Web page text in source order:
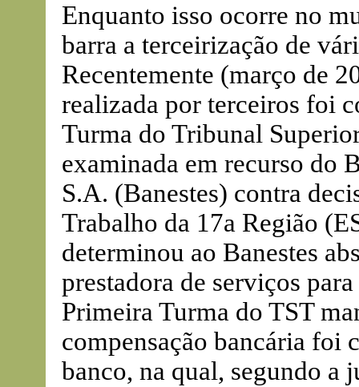
Enquanto isso ocorre no
barra a terceirização de
Recentemente (março de
realizada por terceiros foi
Turma do Tribunal
examinada em recurso do
S.A. (Banestes) contra
Trabalho da 17a Região
determinou ao Banestes
prestadora de serviços
Primeira Turma do TST
compensação bancária foi
banco, na qual, segundo a